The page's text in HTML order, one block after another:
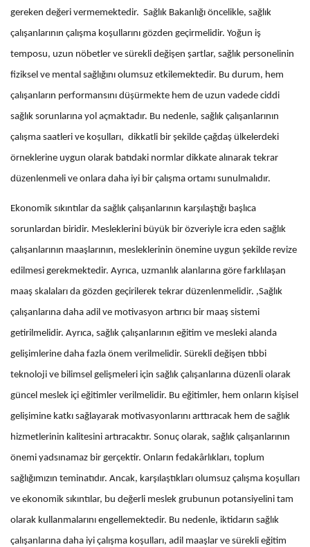
gereken değeri vermemektedir. Sağlık Bakanlığı öncelikle, sağlık
çalışanlarının çalışma koşullarını gözden geçirmelidir. Yoğun iş
temposu, uzun nöbetler ve sürekli değişen şartlar, sağlık personelinin
fiziksel ve mental sağlığını olumsuz etkilemektedir. Bu durum, hem
çalışanların performansını düşürmekte hem de uzun vadede ciddi
sağlık sorunlarına yol açmaktadır. Bu nedenle, sağlık çalışanlarının
çalışma saatleri ve koşulları, dikkatli bir şekilde çağdaş ülkelerdeki
örneklerine uygun olarak batıdaki normlar dikkate alınarak tekrar
düzenlenmeli ve onlara daha iyi bir çalışma ortamı sunulmalıdır.
Ekonomik sıkıntılar da sağlık çalışanlarının karşılaştığı başlıca
sorunlardan biridir. Mesleklerini büyük bir özveriyle icra eden sağlık
çalışanlarının maaşlarının, mesleklerinin önemine uygun şekilde revize
edilmesi gerekmektedir. Ayrıca, uzmanlık alanlarına göre farklılaşan
maaş skalaları da gözden geçirilerek tekrar düzenlenmelidir. ,Sağlık
çalışanlarına daha adil ve motivasyon artırıcı bir maaş sistemi
getirilmelidir. Ayrıca, sağlık çalışanlarının eğitim ve mesleki alanda
gelişimlerine daha fazla önem verilmelidir. Sürekli değişen tıbbi
teknoloji ve bilimsel gelişmeleri için sağlık çalışanlarına düzenli olarak
güncel meslek içi eğitimler verilmelidir. Bu eğitimler, hem onların kişisel
gelişimine katkı sağlayarak motivasyonlarını arttıracak hem de sağlık
hizmetlerinin kalitesini artıracaktır. Sonuç olarak, sağlık çalışanlarının
önemi yadsınamaz bir gerçektir. Onların fedakârlıkları, toplum
sağlığımızın teminatıdır. Ancak, karşılaştıkları olumsuz çalışma koşulları
ve ekonomik sıkıntılar, bu değerli meslek grubunun potansiyelini tam
olarak kullanmalarını engellemektedir. Bu nedenle, iktidarın sağlık
çalışanlarına daha iyi çalışma koşulları, adil maaşlar ve sürekli eğitim